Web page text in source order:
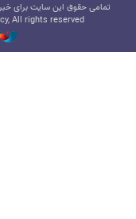
تمامی حقوق این سایت برای
All rights reserved